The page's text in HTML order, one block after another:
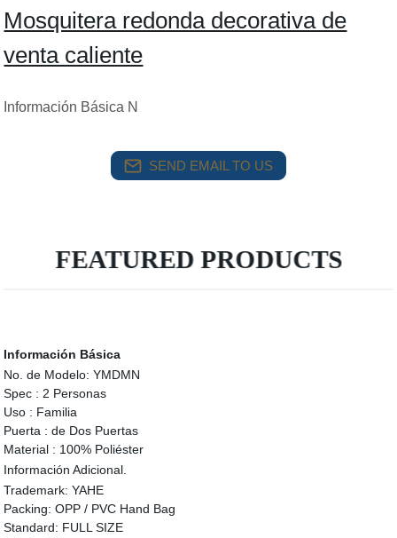
Mosquitera redonda decorativa de
venta caliente
Información Básica N
SEND EMAIL TO US
FEATURED PRODUCTS
Información Básica
No. de Modelo: YMDMN
Spec : 2 Personas
Uso : Familia
Puerta : de Dos Puertas
Material : 100% Poliéster
Información Adicional.
Trademark: YAHE
Packing: OPP / PVC Hand Bag
Standard: FULL SIZE